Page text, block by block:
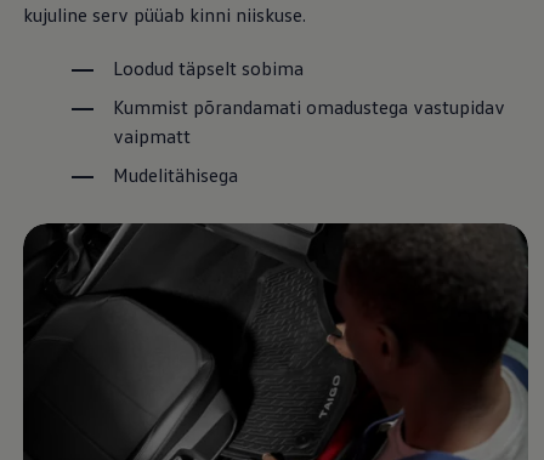
kujuline serv püüab kinni niiskuse.
Loodud täpselt sobima
Kummist põrandamati omadustega vastupidav
vaipmatt
Mudelitähisega